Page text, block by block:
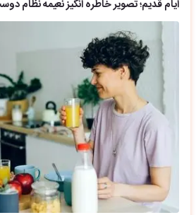
ایام قدیم؛ تصویر خاطره انگیز نعیمه